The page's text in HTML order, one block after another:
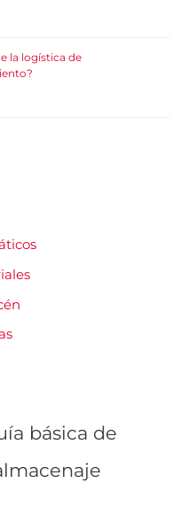
la logística de
básica de